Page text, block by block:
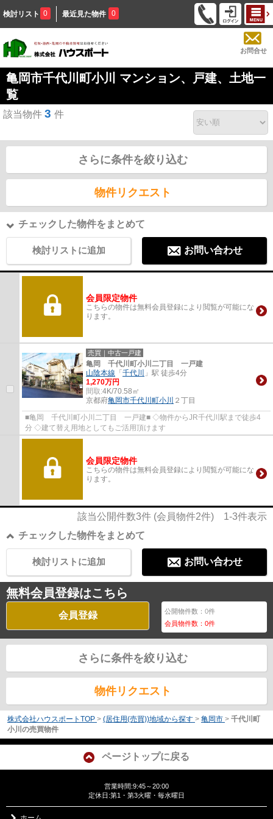
検討リスト 0 最近見た物件 0
お問合せ
亀岡市千代川町小川 マンション、戸建、土地一
覧
該当物件 3 件
さらに条件を絞り込む
物件リクエスト
チェックした物件をまとめて
検討リストに追加 お問い合わせ
会員限定物件
こちらの物件は無料会員登録により閲覧が可能にな
ります。
売買｜中古一戸建
亀岡 千代川町小川二丁目 一戸建
山陰本線 「千代川
」駅 徒歩4分
1,270万円
間取:4K/70.58㎡
京都府亀岡市千代川町小川 ２丁目
■亀岡 千代川町小川二丁目 一戸建■ ◇物件からJR千代川駅まで徒歩4
分 ◇建て替え用地としてもご活用頂けます
会員限定物件
こちらの物件は無料会員登録により閲覧が可能にな
ります。
該当公開件数3件 (会員物件2件) 1-3件表示
チェックした物件をまとめて
お問い合わせ
検討リストに追加
無料会員登録はこちら
会員登録 公開物件数：0件
会員物件数：0件
さらに条件を絞り込む
物件リクエスト
株式会社ハウスポートTOP > (居住用(売買))地域から探す > 亀岡市 > 千代川町
小川の売買物件
ページトップに戻る
営業時間:9:45～20:00
定休日:第1・第3火曜・毎水曜日